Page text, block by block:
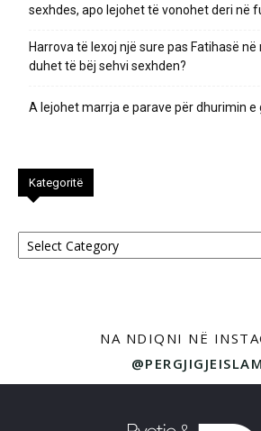
sexhdes, apo lejohet të vonohet deri në
Harrova të lexoj një sure pas Fatihasë
duhet të bëj sehvi sexhden?
A lejohet marrja e parave për dhurimin e
Kategoritë
Kategoritë
NA NDIQNI NË